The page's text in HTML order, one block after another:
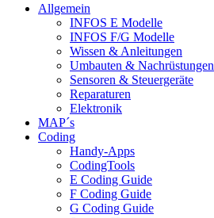
Allgemein
INFOS E Modelle
INFOS F/G Modelle
Wissen & Anleitungen
Umbauten & Nachrüstungen
Sensoren & Steuergeräte
Reparaturen
Elektronik
MAP´s
Coding
Handy-Apps
CodingTools
E Coding Guide
F Coding Guide
G Coding Guide